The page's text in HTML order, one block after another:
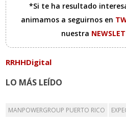
*Si te ha resultado
animamos a seguirnos en
nuestra
RRHHDigital
LO MÁS LEÍDO
MANPOWERGROUP PUERTO RICO